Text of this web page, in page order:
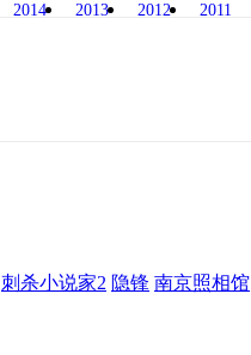
刺杀小说家2 隐锋 南京照相馆
2014 2013 2012 2011